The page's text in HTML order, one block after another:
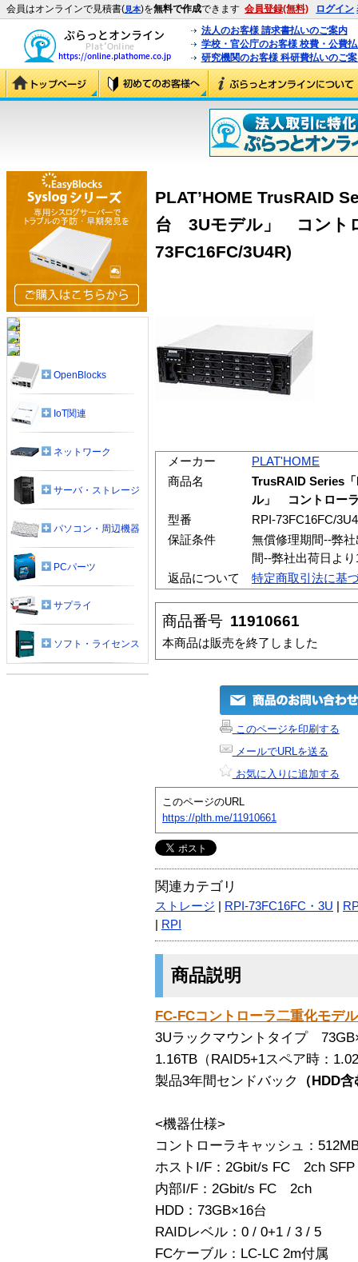
会員はオンラインで見積書(見本)を無料で作成できます 会員登録(無料) ログイン
法人のお客様 請求書払いのご案内
学校・官公庁のお客様 校費・公費
研究機関のお客様 科研費払いのご
PLAT’HOME TrusRAID
台 3Uモデル」 コント
73FC16FC/3U4R)
メーカー
PLAT'HOME
商品名
TrusRAID Series
ル」 コントロー
型番
RPI-73FC16FC/
保証条件
無償修理期間--弊
間--弊社出荷日よ
返品について
特定商取引法に基
商品番号 11910661
本商品は販売を終了しました
このページを印刷する
メールでURLを送る
お気に入りに追加する
このページのURL
https://plth.me/11910661
関連カテゴリ
ストレージ RPI-73FC16FC・3U
RPI
商品説明
FC-FCコントローラ二重化モ
3Uラックマウントタイプ
1.16TB（RAID5+1スペア時：
製品3年間センドバック
（HDD
<機器仕様>
コントローラキャッシュ：
ホストI/F：2Gbit/s FC 2ch SFP
内部I/F：2Gbit/s FC 2ch
HDD：73GB×16台
RAIDレベル：0 / 0+1 / 3 / 5
FCケーブル：LC-LC 2m付属
OpenBlocks
IoT関連
ネットワーク
サーバ・ストレージ
パソコン・周辺機器
PCパーツ
サプライ
ソフト・ライセンス